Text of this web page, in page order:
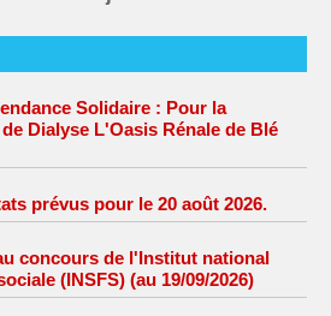
Solidaire : Pour la
Dialyse L'Oasis Rénale de Blé
prévus pour le 20 août 2026.
concours de l'Institut national
(INSFS) (au 19/09/2026)